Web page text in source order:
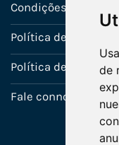
de
Condições de venda
Política de Garantia
Política de
Fale connosco